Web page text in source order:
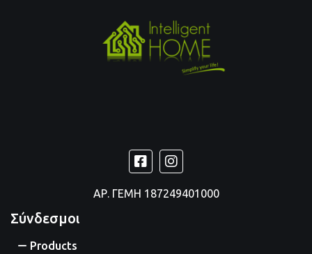
ΑΡ. ΓΕΜΗ 187249401000
Σύνδεσμοι
Products